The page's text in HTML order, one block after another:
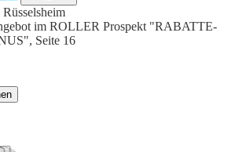
im ROLLER Prospekt "RABATTE-
Seite 16